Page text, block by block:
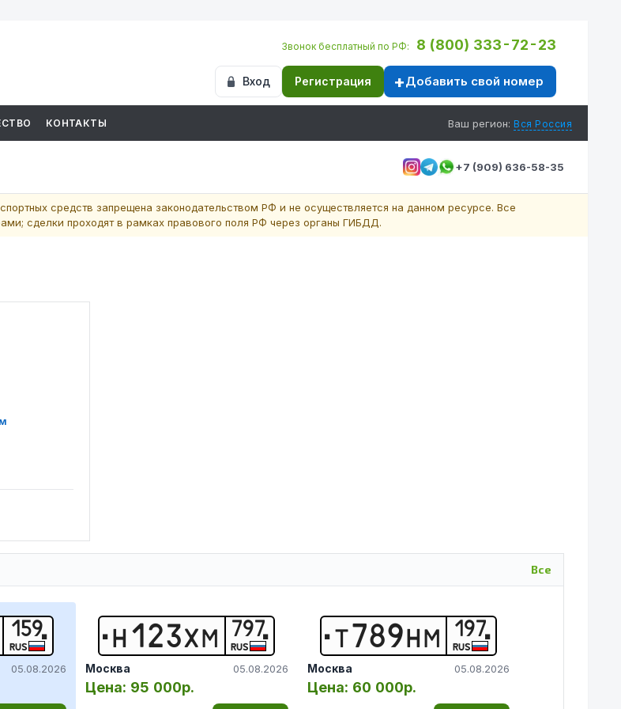
Звонок бесплатный по РФ: 8 (800) 333-72-23
Вход Регистрация Добавить свой номер
КОНТАКТЫ Ваш регион: Вся Россия
+7 (909) 636-58-35
средств запрещена законодательством РФ и не осуществляется на данном ресурсе. Все
сделки проходят в рамках правового поля РФ через органы ГИБДД.
Все
159
RUS
05.08.2026
Н 1 23ХМ 797
RUS
Москва 05.08.2026
Цена: 95 000р.
Т789НМ 197
RUS
Москва 05.08.2026
Цена: 60 000р.